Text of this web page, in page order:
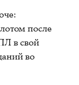
после
в свой
во